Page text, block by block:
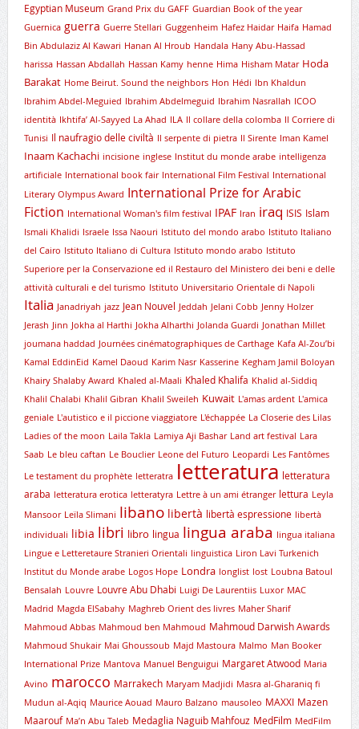
Egyptian Museum Grand Prix du GAFF Guardian Book of the year
Guernica guerra Guerre Stellari Guggenheim Hafez Haidar Haifa Hamad
Bin Abdulaziz Al Kawari Hanan Al Hroub Handala Hany Abu-Hassad
harissa Hassan Abdallah Hassan Kamy henne Hima Hisham Matar Hoda
Barakat Home Beirut. Sound the neighbors Hon Hédi Ibn Khaldun
Ibrahim Abdel-Meguied Ibrahim Abdelmeguid Ibrahim Nasrallah ICOO
identità Ikhtifa’ Al-Sayyed La Ahad ILA Il collare della colomba Il Corriere di
Tunisi Il naufragio delle civiltà Il serpente di pietra Il Sirente Iman Kamel
Inaam Kachachi incisione inglese Institut du monde arabe intelligenza
artificiale International book fair International Film Festival International
Literary Olympus Award International Prize for Arabic
Fiction International Woman's film festival IPAF Iran iraq ISIS Islam
Ismali Khalidi Israele Issa Naouri Istituto del mondo arabo Istituto Italiano
del Cairo Istituto Italiano di Cultura Istituto mondo arabo Istituto
Superiore per la Conservazione ed il Restauro del Ministero dei beni e delle
attività culturali e del turismo Istituto Universitario Orientale di Napoli
Italia Janadriyah jazz Jean Nouvel Jeddah Jelani Cobb Jenny Holzer
Jerash Jinn Jokha al Harthi Jokha Alharthi Jolanda Guardi Jonathan Millet
joumana haddad Journées cinématographiques de Carthage Kafa Al-Zou’bi
Kamal EddinEid Kamel Daoud Karim Nasr Kasserine Kegham Jamil Boloyan
Khairy Shalaby Award Khaled al-Maali Khaled Khalifa Khalid al-Siddiq
Khalil Chalabi Khalil Gibran Khalil Sweileh Kuwait L'amas ardent L'amica
geniale L'autistico e il piccione viaggiatore L'échappée La Closerie des Lilas
Ladies of the moon Laila Takla Lamiya Aji Bashar Land art festival Lara
Saab Le bleu caftan Le Bouclier Leone del Futuro Leopardi Les Fantômes
Le testament du prophète letteratra letteratura letteratura
araba letteratura erotica letteratyra Lettre à un ami étranger lettura Leyla
Mansoor Leïla Slimani libano libertà libertà espressione libertà
individuali libia libri libro lingua lingua araba lingua italiana
Lingue e Letteretaure Stranieri Orientali linguistica Liron Lavi Turkenich
lnstitut du Monde arabe Logos Hope Londra longlist lost Loubna Batoul
Bensalah Louvre Louvre Abu Dhabi Luigi De Laurentiis Luxor MAC
Madrid Magda ElSabahy Maghreb Orient des livres Maher Sharif
Mahmoud Abbas Mahmoud ben Mahmoud Mahmoud Darwish Awards
Mahmoud Shukair Mai Ghoussoub Majd Mastoura Malmo Man Booker
International Prize Mantova Manuel Benguigui Margaret Atwood Maria
Avino marocco Marrakech Maryam Madjidi Masra al-Gharaniq fi
Mudun al-Aqiq Maurice Aouad Mauro Balzano mausoleo MAXXI Mazen
Maarouf Ma’n Abu Taleb Medaglia Naguib Mahfouz MedFilm MedFilm